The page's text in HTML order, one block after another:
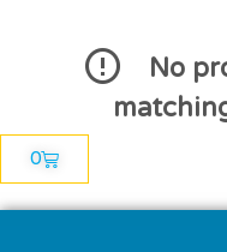
0
No